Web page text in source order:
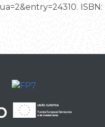
ISBN: